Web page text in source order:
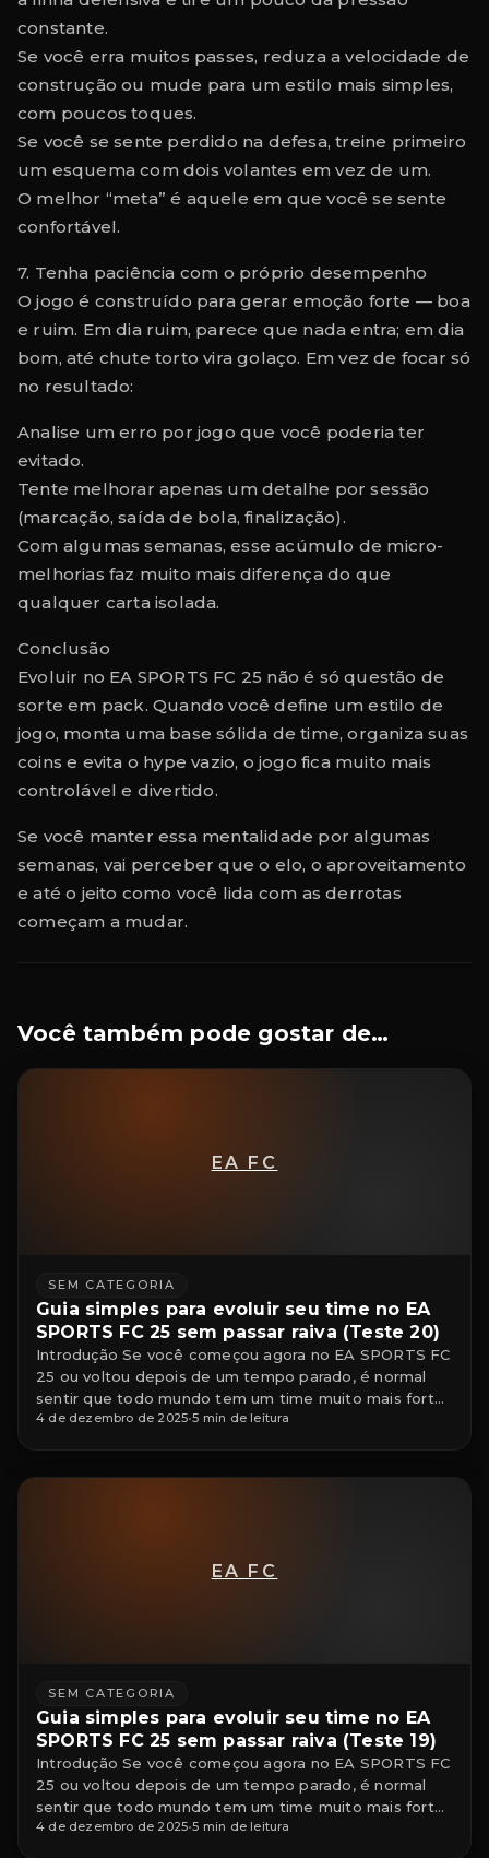
constante.
Se você erra muitos passes, reduza a velocidade de
construção ou mude para um estilo mais simples,
com poucos toques.
Se você se sente perdido na defesa, treine primeiro
um esquema com dois volantes em vez de um.
O melhor “meta” é aquele em que você se sente
confortável.
7. Tenha paciência com o próprio desempenho
O jogo é construído para gerar emoção forte — boa
e ruim. Em dia ruim, parece que nada entra; em dia
bom, até chute torto vira golaço. Em vez de focar só
no resultado:
Analise um erro por jogo que você poderia ter
evitado.
Tente melhorar apenas um detalhe por sessão
(marcação, saída de bola, finalização).
Com algumas semanas, esse acúmulo de micro-
melhorias faz muito mais diferença do que
qualquer carta isolada.
Conclusão
Evoluir no EA SPORTS FC 25 não é só questão de
sorte em pack. Quando você define um estilo de
jogo, monta uma base sólida de time, organiza suas
coins e evita o hype vazio, o jogo fica muito mais
controlável e divertido.
Se você manter essa mentalidade por algumas
semanas, vai perceber que o elo, o aproveitamento
e até o jeito como você lida com as derrotas
começam a mudar.
Você também pode gostar de…
EA FC
SEM CATEGORIA
Guia simples para evoluir seu time no EA
SPORTS FC 25 sem passar raiva (Teste 20)
Introdução Se você começou agora no EA SPORTS FC
25 ou voltou depois de um tempo parado, é normal
sentir que todo mundo tem um time muito mais forte
que o seu. A boa notícia é que dá para evoluir o elenco
4 de dezembro de 2025•5 min de leitura
EA FC
SEM CATEGORIA
Guia simples para evoluir seu time no EA
SPORTS FC 25 sem passar raiva (Teste 19)
Introdução Se você começou agora no EA SPORTS FC
25 ou voltou depois de um tempo parado, é normal
sentir que todo mundo tem um time muito mais forte
que o seu. A boa notícia é que dá para evoluir o elenco
4 de dezembro de 2025•5 min de leitura